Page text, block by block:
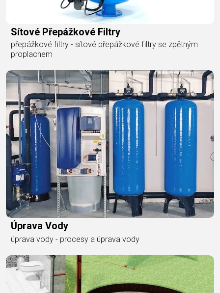
Sítové Přepážkové Filtry
přepážkové filtry - sítové přepážkové filtry se zpětným
proplachem
Úprava Vody
úprava vody - procesy a úprava vody